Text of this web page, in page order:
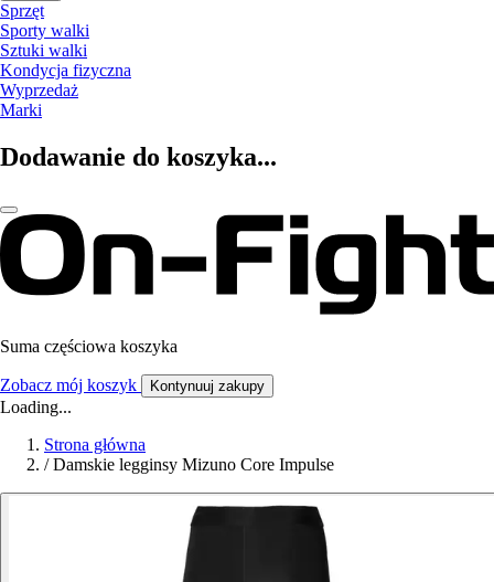
Sprzęt
Sporty walki
Sztuki walki
Kondycja fizyczna
Wyprzedaż
Marki
Dodawanie do koszyka...
Suma częściowa koszyka
Zobacz mój koszyk Kontynuuj zakupy
Loading...
Strona główna
/ Damskie legginsy Mizuno Core Impulse